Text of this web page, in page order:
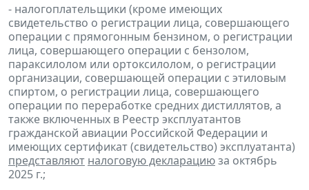
- налогоплательщики (кроме имеющих
свидетельство о регистрации лица, совершающего
операции с прямогонным бензином, о регистрации
лица, совершающего операции с бензолом,
параксилолом или ортоксилолом, о регистрации
организации, совершающей операции с этиловым
спиртом, о регистрации лица, совершающего
операции по переработке средних дистиллятов, а
также включенных в Реестр эксплуатантов
гражданской авиации Российской Федерации и
имеющих сертификат (свидетельство) эксплуатанта)
представляют налоговую декларациюза октябрь
2025 г.;